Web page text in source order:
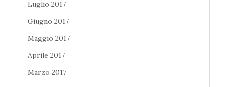
Luglio 2017
Giugno 2017
Maggio 2017
Aprile 2017
Marzo 2017